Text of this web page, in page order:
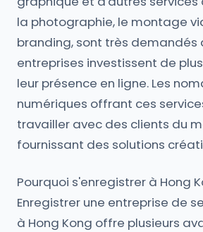
la photographie, le montage
branding, sont très demandés
entreprises investissent de
leur présence en ligne. Les
numériques offrant ces
travailler avec des clients du
fournissant des solutions
Pourquoi s'enregistrer à Hong
Enregistrer une entreprise de
à Hong Kong offre plusieurs